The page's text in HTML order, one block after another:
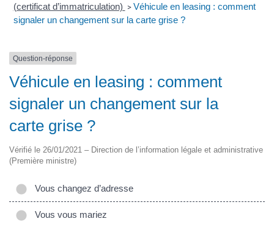
(certificat d’immatriculation) > Véhicule en leasing : comment
signaler un changement sur la carte grise ?
Question-réponse
Véhicule en leasing : comment
signaler un changement sur la
carte grise ?
Vérifié le 26/01/2021 – Direction de l’information légale et administrative
(Première ministre)
Vous changez d’adresse
Vous vous mariez